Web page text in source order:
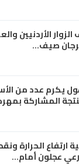
الزوار الأردنيين
صيف…
يكرم عدد من
المشاركة
ارتفاع الحرارة
عجلون أمام…